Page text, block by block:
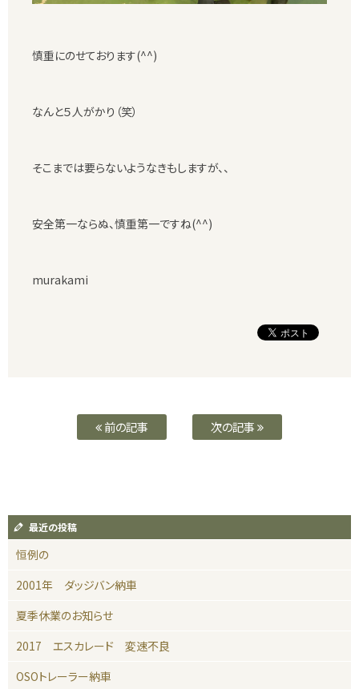
慎重にのせております(^^)
なんと５人がかり（笑）
そこまでは要らないようなきもしますが、、
安全第一ならぬ、慎重第一ですね(^^)
murakami
前の記事 次の記事
最近の投稿
恒例の
2001年 ダッジバン納車
夏季休業のお知らせ
2017 エスカレード 変速不良
OSOトレーラー納車